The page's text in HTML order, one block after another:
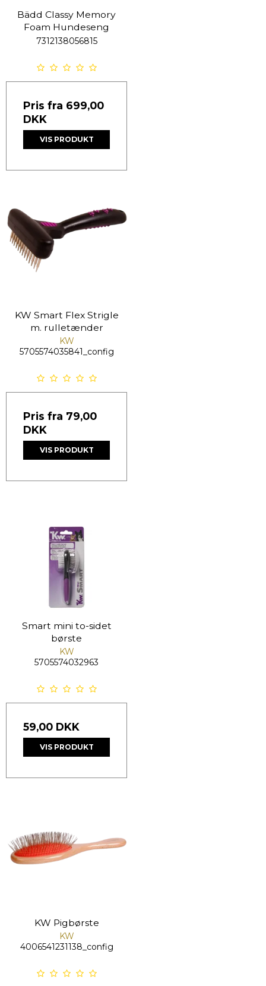
Bädd Classy Memory
Foam Hundeseng
7312138056815
Pris fra 699,00
DKK
VIS PRODUKT
KW Smart Flex Strigle
m. rulletænder
KW
5705574035841_config
Pris fra 79,00
DKK
VIS PRODUKT
Smart mini to-sidet
børste
KW
5705574032963
59,00 DKK
VIS PRODUKT
KW Pigbørste
KW
4006541231138_config